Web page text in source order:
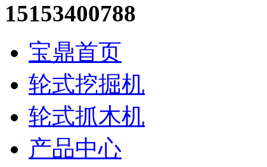
15153400788
宝鼎首页
轮式挖掘机
轮式抓木机
产品中心